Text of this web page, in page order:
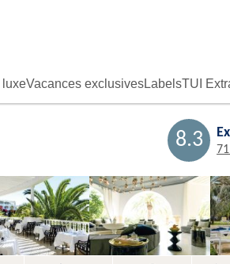
luxeVacances exclusivesLabelsTUI
8.3